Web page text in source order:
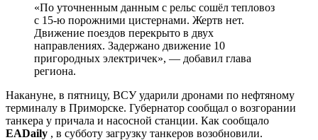
«По уточненным данным с рельс сошёл тепловоз
с 15-ю порожними цистернами. Жертв нет.
Движение поездов перекрыто в двух
направлениях. Задержано движение 10
пригородных электричек», — добавил глава
региона.
Накануне, в пятницу, ВСУ ударили дронами по нефтяному
терминалу в Приморске. Губернатор сообщал о возгорании
танкера у причала и насосной станции. Как сообщало
EADaily , в субботу загрузку танкеров возобновили.